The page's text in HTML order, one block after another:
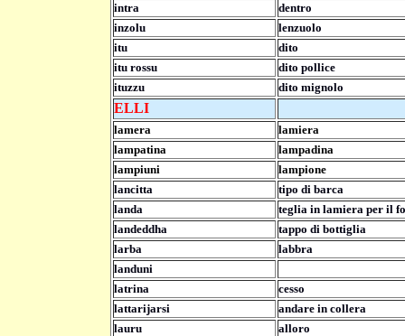
intra
dentro
inzolu
lenzuolo
itu
dito
itu rossu
dito pollice
ituzzu
dito mignolo
ELLI
lamera
lamiera
lampatina
lampadina
lampiuni
lampione
lancitta
tipo di barca
landa
teglia in lamiera per il
landeddha
tappo di bottiglia
larba
labbra
landuni
latrina
cesso
lattarijarsi
andare in collera
lauru
alloro